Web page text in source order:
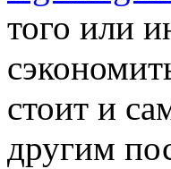
того или
стоит и
другим